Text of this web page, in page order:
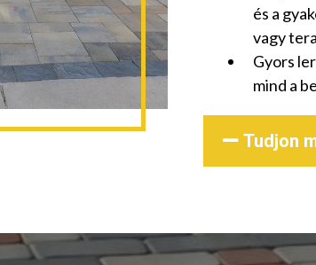
és a
vagy
Gyors
mind a
Tudjon